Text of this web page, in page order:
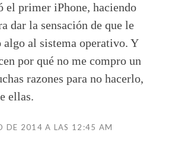
el primer iPhone, haciendo
dar la sensación de que le
algo al sistema operativo. Y
por qué no me compro un
razones para no hacerlo,
ellas.
DE 2014 A LAS 12:45 AM